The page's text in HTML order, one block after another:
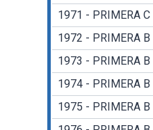
1971 - PRIMERA C
1972 - PRIMERA B
1973 - PRIMERA B
1974 - PRIMERA B
1975 - PRIMERA B